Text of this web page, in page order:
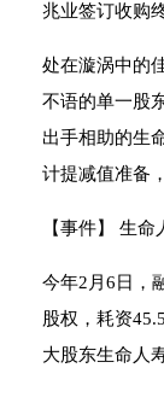
兆业签订收购
处在漩涡中的
不语的单一股
出手相助的生
计提减值准备
【事件】 生
今年2月6日，
股权，耗资
大股东生命人